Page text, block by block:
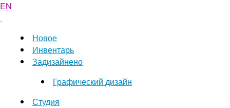
EN
Новое
Инвентарь
Задизайнено
Графический дизайн
Студия